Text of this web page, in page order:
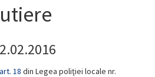
art. 18 din Legea poliţiei locale nr.